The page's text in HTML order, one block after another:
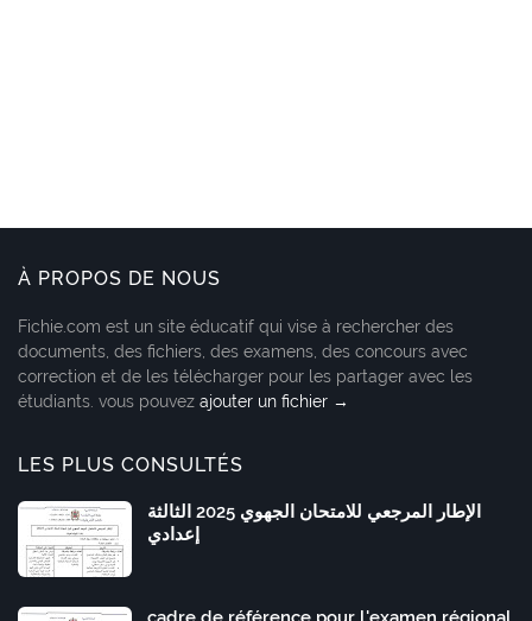
À PROPOS DE NOUS
Fichie.com est un site éducatif qui vise à rechercher des
documents, des fichiers, des examens, des concours avec
correction et de les télécharger pour les partager avec les
étudiants. vous pouvez ajouter un fichier →
LES PLUS CONSULTÉS
الإطار المرجعي للامتحان الجهوي 2025 الثالثة
إعدادي